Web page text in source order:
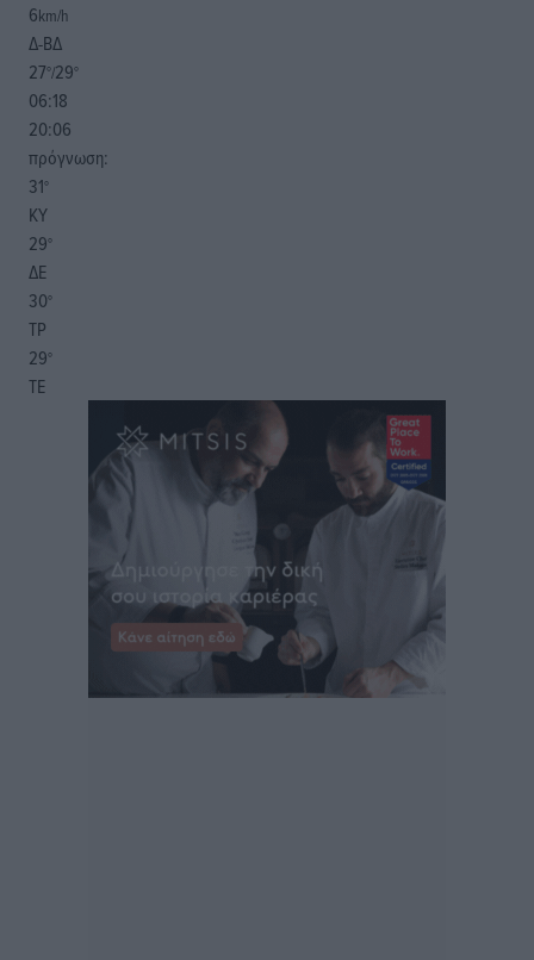
6km/h
Δ-ΒΔ
27°/29°
06:18
20:06
πρόγνωση:
31°
ΚΥ
29°
ΔΕ
30°
ΤΡ
29°
ΤΕ